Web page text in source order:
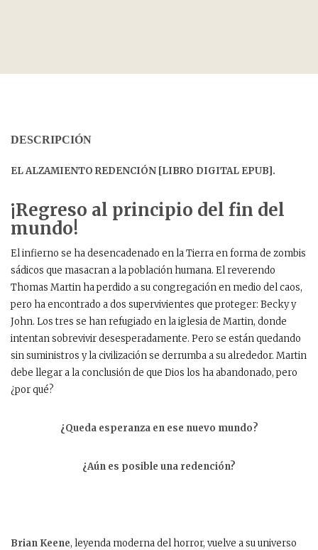
DESCRIPCIÓN
EL ALZAMIENTO REDENCIÓN [LIBRO DIGITAL EPUB].
¡Regreso al principio del fin del
mundo!
El infierno se ha desencadenado en la Tierra en forma de zombis
sádicos que masacran a la población humana. El reverendo
Thomas Martin ha perdido a su congregación en medio del caos,
pero ha encontrado a dos supervivientes que proteger: Becky y
John. Los tres se han refugiado en la iglesia de Martin, donde
intentan sobrevivir desesperadamente. Pero se están quedando
sin suministros y la civilización se derrumba a su alrededor. Martin
debe llegar a la conclusión de que Dios los ha abandonado, pero
¿por qué?
¿Queda esperanza en ese nuevo mundo?
¿Aún es posible una redención?
Brian Keene, leyenda moderna del horror, vuelve a su universo